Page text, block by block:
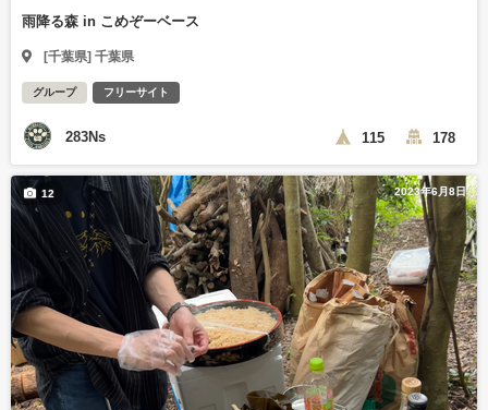
雨降る森 in こめぞーベース
[千葉県] 千葉県
グループ フリーサイト
283Ns 115 178
2023年6月8日
12